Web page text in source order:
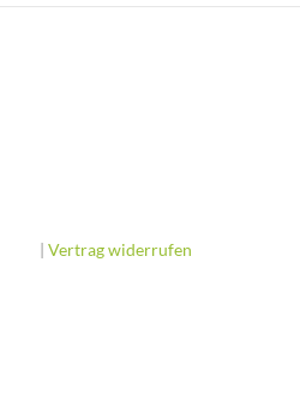
| Vertrag widerrufen